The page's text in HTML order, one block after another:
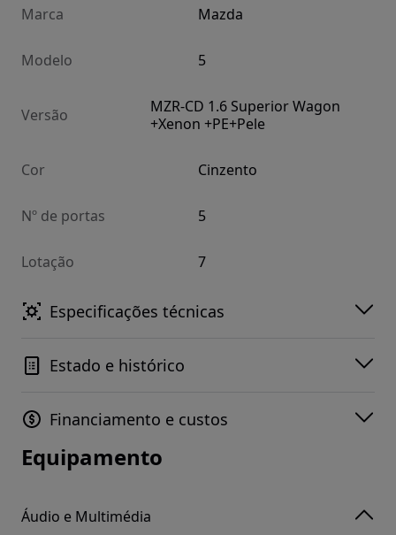
Marca Mazda
Modelo 5
Versão
MZR-CD 1.6 Superior Wagon
+Xenon +PE+Pele
Cor Cinzento
Nº de portas 5
Lotação 7
Especificações técnicas
Estado e histórico
Financiamento e custos
Equipamento
Áudio e Multimédia